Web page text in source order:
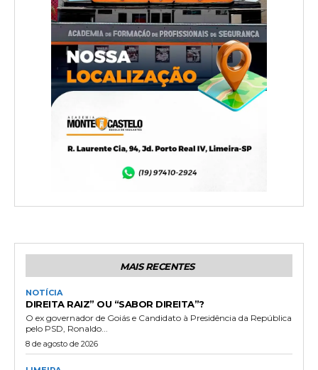
MAIS RECENTES
NOTÍCIA
DIREITA RAIZ” OU “SABOR DIREITA”?
O ex governador de Goiás e Candidato à Presidência da República
pelo PSD, Ronaldo...
8 de agosto de 2026